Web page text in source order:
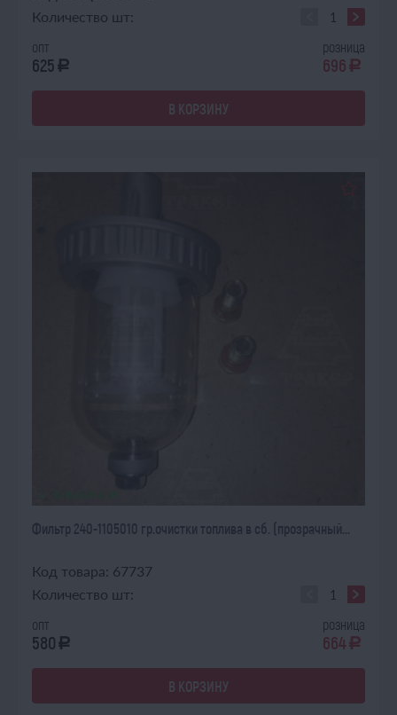
Количество шт:
опт
625 a
розница
696 a
В КОРЗИНУ
Фильтр 240-1105010 гр.очистки топлива в сб. (прозрачный...
Код товара: 67737
Количество шт:
опт
580 a
розница
664 a
В КОРЗИНУ